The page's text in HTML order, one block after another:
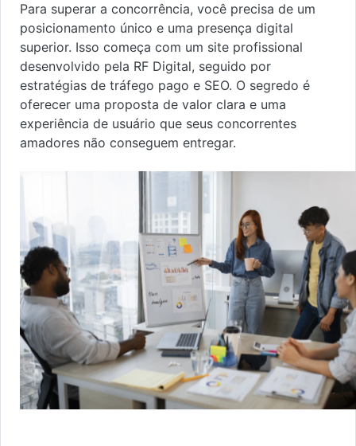
Para superar a concorrência, você precisa de um
posicionamento único e uma presença digital
superior. Isso começa com um site profissional
desenvolvido pela RF Digital, seguido por
estratégias de tráfego pago e SEO. O segredo é
oferecer uma proposta de valor clara e uma
experiência de usuário que seus concorrentes
amadores não conseguem entregar.